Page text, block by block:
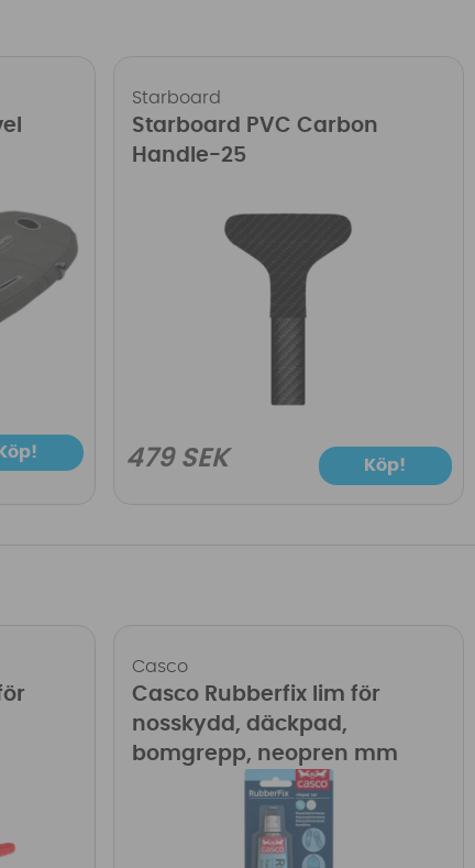
Köp!
Starboard
Starboard PVC Carbon
Handle-25
479 SEK Köp!
Casco
Casco Rubberfix lim för
nosskydd, däckpad,
bomgrepp, neopren mm